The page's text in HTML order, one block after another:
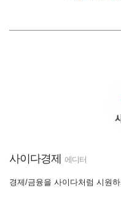
사이다경제 에디터
경제/금융을 사이다처럼 시원